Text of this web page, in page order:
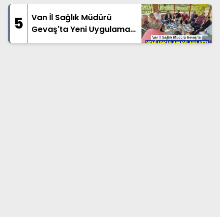
5
Van İl Sağlık Müdürü
Gevaş'ta Yeni Uygulamayı
Anlattı